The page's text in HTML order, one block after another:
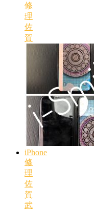
修
理
佐
賀
iPhone
修
理
佐
賀
武